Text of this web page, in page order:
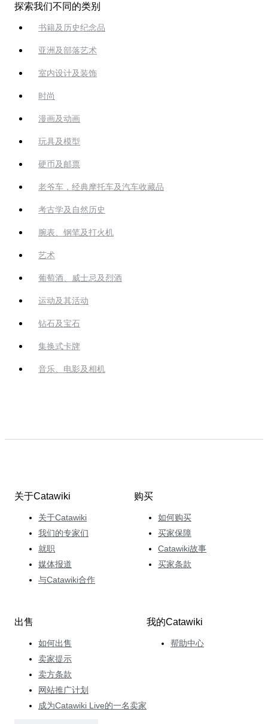
探索我们不同的类别
书籍及历史纪念品
亚洲及部落艺术
室内设计及装饰
时尚
漫画及动画
玩具及模型
硬币及邮票
老爷车，经典摩托车及汽车收藏品
考古学及自然历史
腕表、钢笔及打火机
艺术
葡萄酒、威士忌及烈酒
运动及其活动
钻石及宝石
集换式卡牌
音乐、电影及相机
关于Catawiki
关于Catawiki
我们的专家们
就职
媒体报道
与Catawiki合作
购买
如何购买
买家保障
Catawiki故事
买家条款
出售
如何出售
卖家提示
卖方条款
网站推广计划
成为Catawiki Live的一名卖家
我的Catawiki
帮助中心